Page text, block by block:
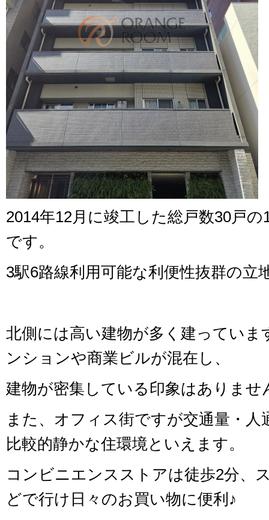
2014年12月に竣工した総戸数30戸
です。
3駅6路線利用可能な利便性抜群の立
北側には高い建物が多く建っていま
ンションや商業ビルが混在し、
建物が密集している印象はありませ
また、オフィス街ですが交通量・人
比較的静かな住環境といえます。
コンビニエンスストアは徒歩2分、
どで行け日々のお買い物に便利♪